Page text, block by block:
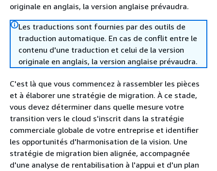
originale en anglais, la version anglaise prévaudra.
Les traductions sont fournies par des outils de
traduction automatique. En cas de conflit entre le
contenu d'une traduction et celui de la version
originale en anglais, la version anglaise prévaudra.
C'est là que vous commencez à rassembler les pièces
et à élaborer une stratégie de migration. À ce stade,
vous devez déterminer dans quelle mesure votre
transition vers le cloud s'inscrit dans la stratégie
commerciale globale de votre entreprise et identifier
les opportunités d'harmonisation de la vision. Une
stratégie de migration bien alignée, accompagnée
d'une analyse de rentabilisation à l'appui et d'un plan